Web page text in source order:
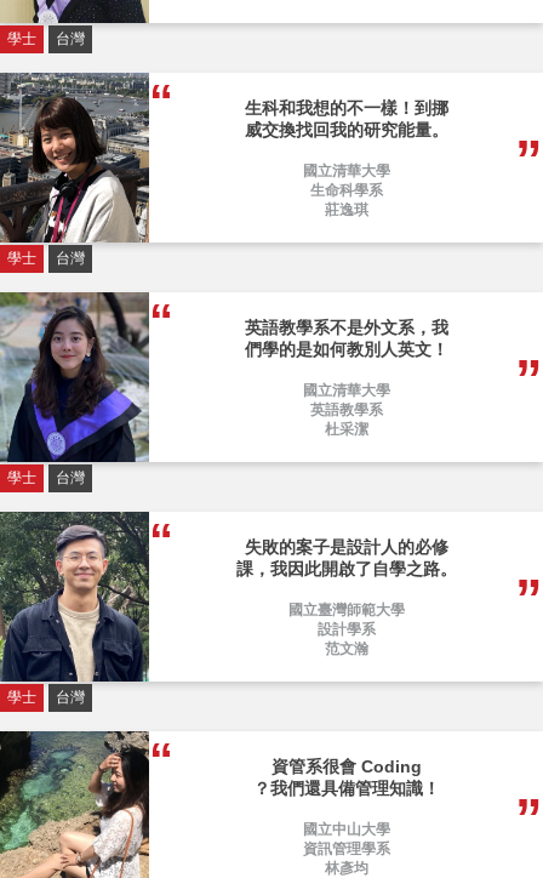
學士 台灣
生科和我想的不一樣！到挪
威交換找回我的研究能量。
國立清華大學
生命科學系
莊逸琪
學士 台灣
英語教學系不是外文系，我
們學的是如何教別人英文！
國立清華大學
英語教學系
杜采潔
學士 台灣
失敗的案子是設計人的必修
課，我因此開啟了自學之路。
國立臺灣師範大學
設計學系
范文瀚
學士 台灣
資管系很會 Coding
？我們還具備管理知識！
國立中山大學
資訊管理學系
林彥均